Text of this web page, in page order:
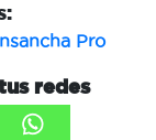
Pro
redes